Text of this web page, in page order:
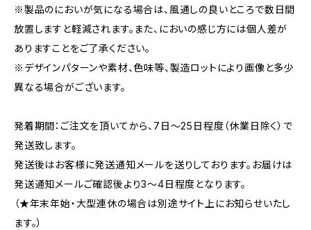
※製品のにおいが気になる場合は、風通しの良いところで数日間
放置しますと軽減されます。また、においの感じ方には個人差が
ありますことをご了承ください。
※デザインパターンや素材、色味等、製造ロットにより画像と多少
異なる場合がございます。
発着期間：ご注文を頂いてから、7日〜25日程度（休業日除く）で
発送致します。
発送後はお客様に発送通知メールを送りしております。お届けは
発送通知メールご確認後より3〜4日程度となります。
（★年末年始・大型連休の場合は別途サイト上にお知らせいたし
ます。）